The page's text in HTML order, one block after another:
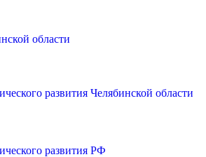
области
развития Челябинской области
развития РФ